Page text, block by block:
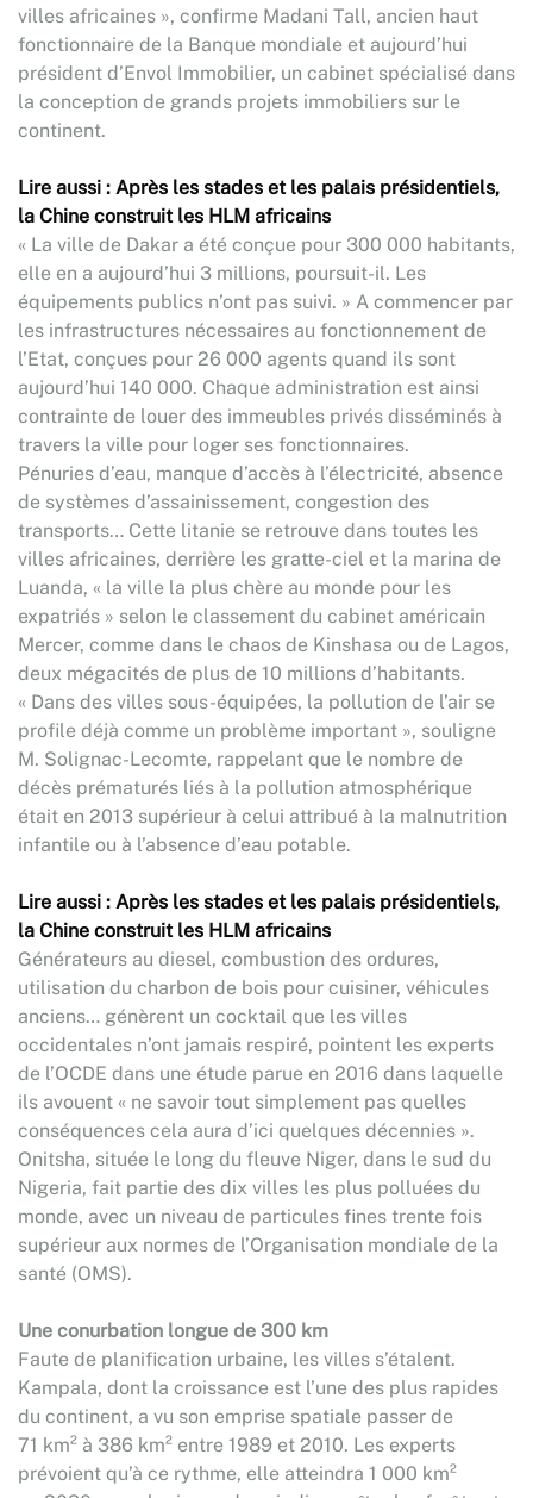
villes africaines », confirme Madani Tall, ancien haut
fonctionnaire de la Banque mondiale et aujourd’hui
président d’Envol Immobilier, un cabinet spécialisé dans
la conception de grands projets immobiliers sur le
continent.
Lire aussi : Après les stades et les palais présidentiels,
la Chine construit les HLM africains
« La ville de Dakar a été conçue pour 300 000 habitants,
elle en a aujourd’hui 3 millions, poursuit-il. Les
équipements publics n’ont pas suivi. » A commencer par
les infrastructures nécessaires au fonctionnement de
l’Etat, conçues pour 26 000 agents quand ils sont
aujourd’hui 140 000. Chaque administration est ainsi
contrainte de louer des immeubles privés disséminés à
travers la ville pour loger ses fonctionnaires.
Pénuries d’eau, manque d’accès à l’électricité, absence
de systèmes d’assainissement, congestion des
transports… Cette litanie se retrouve dans toutes les
villes africaines, derrière les gratte-ciel et la marina de
Luanda, « la ville la plus chère au monde pour les
expatriés » selon le classement du cabinet américain
Mercer, comme dans le chaos de Kinshasa ou de Lagos,
deux mégacités de plus de 10 millions d’habitants.
« Dans des villes sous-équipées, la pollution de l’air se
profile déjà comme un problème important », souligne
M. Solignac-Lecomte, rappelant que le nombre de
décès prématurés liés à la pollution atmosphérique
était en 2013 supérieur à celui attribué à la malnutrition
infantile ou à l’absence d’eau potable.
Lire aussi : Après les stades et les palais présidentiels,
la Chine construit les HLM africains
Générateurs au diesel, combustion des ordures,
utilisation du charbon de bois pour cuisiner, véhicules
anciens… génèrent un cocktail que les villes
occidentales n’ont jamais respiré, pointent les experts
de l’OCDE dans une étude parue en 2016 dans laquelle
ils avouent « ne savoir tout simplement pas quelles
conséquences cela aura d’ici quelques décennies ».
Onitsha, située le long du fleuve Niger, dans le sud du
Nigeria, fait partie des dix villes les plus polluées du
monde, avec un niveau de particules fines trente fois
supérieur aux normes de l’Organisation mondiale de la
santé (OMS).
Une conurbation longue de 300 km
Faute de planification urbaine, les villes s’étalent.
Kampala, dont la croissance est l’une des plus rapides
du continent, a vu son emprise spatiale passer de
71 km² à 386 km² entre 1989 et 2010. Les experts
prévoient qu’à ce rythme, elle atteindra 1 000 km²